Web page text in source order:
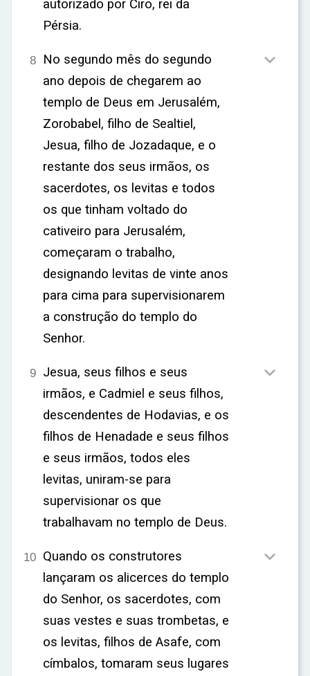
autorizado por Ciro, rei da
Pérsia.
8 No segundo mês do segundo
ano depois de chegarem ao
templo de Deus em Jerusalém,
Zorobabel, filho de Sealtiel,
Jesua, filho de Jozadaque, e o
restante dos seus irmãos, os
sacerdotes, os levitas e todos
os que tinham voltado do
cativeiro para Jerusalém,
começaram o trabalho,
designando levitas de vinte anos
para cima para supervisionarem
a construção do templo do
Senhor.

9 Jesua, seus filhos e seus
irmãos, e Cadmiel e seus filhos,
descendentes de Hodavias, e os
filhos de Henadade e seus filhos
e seus irmãos, todos eles
levitas, uniram-se para
supervisionar os que
trabalhavam no templo de Deus.

10 Quando os construtores
lançaram os alicerces do templo
do Senhor, os sacerdotes, com
suas vestes e suas trombetas, e
os levitas, filhos de Asafe, com
címbalos, tomaram seus lugares
